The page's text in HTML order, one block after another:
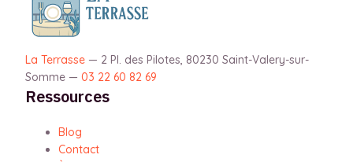
La Terrasse — 2 Pl. des Pilotes, 80230 Saint-Valery-sur-
Somme — 03 22 60 82 69
Ressources
Blog
Contact